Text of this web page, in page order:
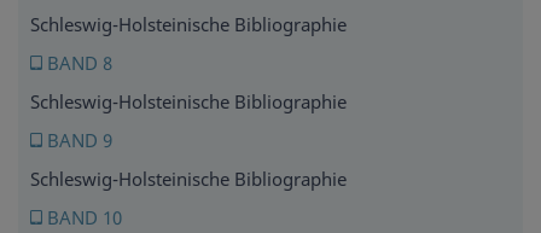
Schleswig-Holsteinische Bibliographie
BAND 8
Schleswig-Holsteinische Bibliographie
BAND 9
Schleswig-Holsteinische Bibliographie
BAND 10